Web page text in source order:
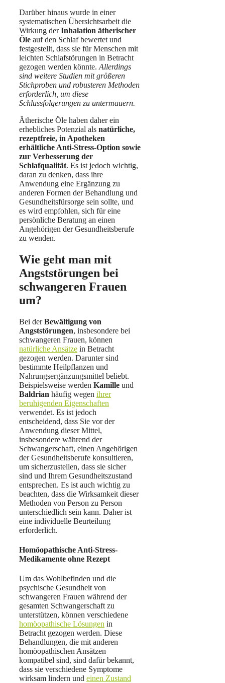
Darüber hinaus wurde in einer
systematischen Übersichtsarbeit die
Wirkung derInhalation ätherischer
Öle auf den Schlaf bewertet und
festgestellt, dass sie für Menschen mit
leichten Schlafstörungen in Betracht
gezogen werden könnte. Allerdings
sind weitere Studien mit größeren
Stichproben und robusteren Methoden
erforderlich, um diese
Schlussfolgerungen zu untermauern.
Ätherische Öle haben daher ein
erhebliches Potenzial als natürliche,
rezeptfreie, in Apotheken
erhältliche Anti-Stress-Option sowie
zur Verbesserung der
Schlafqualität. Es ist jedoch wichtig,
daran zu denken, dass ihre
Anwendung eine Ergänzung zu
anderen Formen der Behandlung und
Gesundheitsfürsorge sein sollte, und
es wird empfohlen, sich für eine
persönliche Beratung an einen
Angehörigen der Gesundheitsberufe
zu wenden.
Wie geht man mit
Angststörungen bei
schwangeren Frauen
um?
Bei derBewältigung von
Angststörungen, insbesondere bei
schwangeren Frauen, können
natürliche Ansätze in Betracht
gezogen werden. Darunter sind
bestimmte Heilpflanzen und
Nahrungsergänzungsmittel beliebt.
Beispielsweise werden Kamille und
Baldrian häufig wegen ihrer
beruhigenden Eigenschaften
verwendet. Es ist jedoch
entscheidend, dass Sie vor der
Anwendung dieser Mittel,
insbesondere während der
Schwangerschaft, einen Angehörigen
der Gesundheitsberufe konsultieren,
um sicherzustellen, dass sie sicher
sind und Ihrem Gesundheitszustand
entsprechen. Es ist auch wichtig zu
beachten, dass die Wirksamkeit dieser
Methoden von Person zu Person
unterschiedlich sein kann. Daher ist
eine individuelle Beurteilung
erforderlich.
Homöopathische Anti-Stress-
Medikamente ohne Rezept
Um das Wohlbefinden und die
psychische Gesundheit von
schwangeren Frauen während der
gesamten Schwangerschaft zu
unterstützen, können verschiedene
homöopathische Lösungen in
Betracht gezogen werden. Diese
Behandlungen, die mit anderen
homöopathischen Ansätzen
kompatibel sind, sind dafür bekannt,
dass sie verschiedene Symptome
wirksam lindern und einen Zustand